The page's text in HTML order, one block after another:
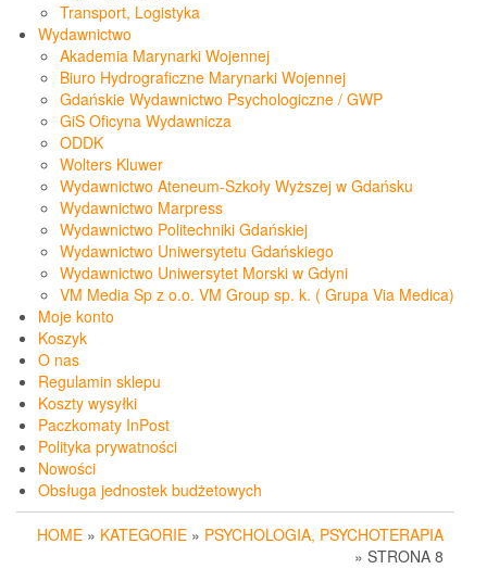
Transport, Logistyka
Wydawnictwo
Akademia Marynarki Wojennej
Biuro Hydrograficzne Marynarki Wojennej
Gdańskie Wydawnictwo Psychologiczne / GWP
GiS Oficyna Wydawnicza
ODDK
Wolters Kluwer
Wydawnictwo Ateneum-Szkoły Wyższej w Gdańsku
Wydawnictwo Marpress
Wydawnictwo Politechniki Gdańskiej
Wydawnictwo Uniwersytetu Gdańskiego
Wydawnictwo Uniwersytet Morski w Gdyni
VM Media Sp z o.o. VM Group sp. k. ( Grupa Via Medica)
Moje konto
Koszyk
O nas
Regulamin sklepu
Koszty wysyłki
Paczkomaty InPost
Polityka prywatności
Nowości
Obsługa jednostek budżetowych
HOME » KATEGORIE » PSYCHOLOGIA, PSYCHOTERAPIA
» STRONA 8